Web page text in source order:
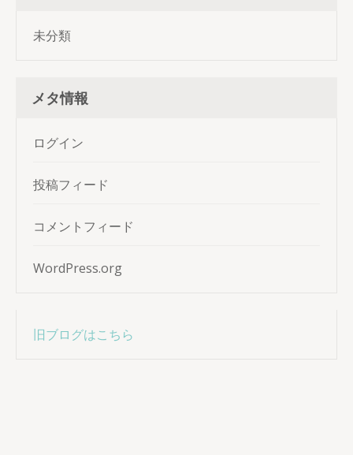
未分類
メタ情報
ログイン
投稿フィード
コメントフィード
WordPress.org
旧ブログはこちら